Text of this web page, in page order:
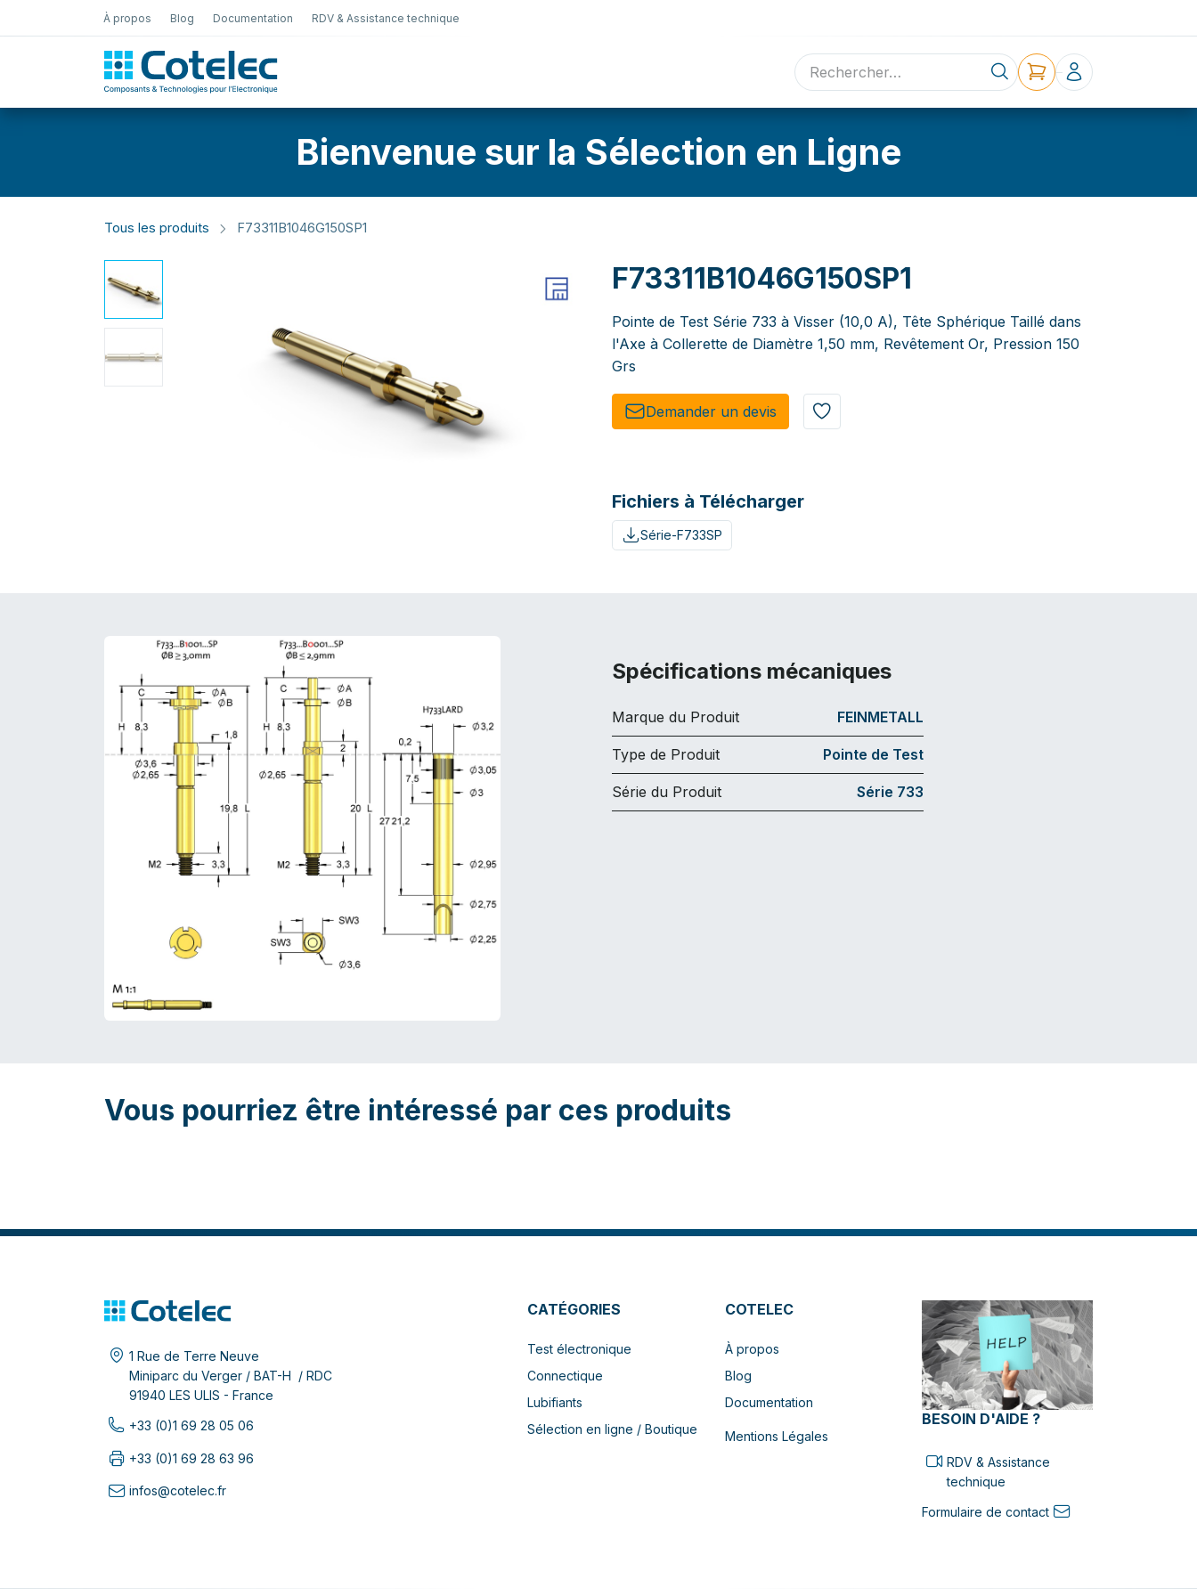
À propos Blog Documentation RDV & Assistance technique
Sélection en ligne Contact
Bienvenue sur la Sélection en Ligne
Tous les produits F73311B1046G150SP1
F73311B1046G150SP1
Pointe de Test Série 733 à Visser (10,0 A), Tête Sphérique Taillé dans
l'Axe à Collerette de Diamètre 1,50 mm, Revêtement Or, Pression 150
Grs
Demander un de​​vis​​
Fichiers à Télécharger
Série-F733SP
Spécifications mécaniques
Marque du Produit FEINMETALL
Type de Produit Pointe de Test
Série du Produit Série 733
Vous pourriez être intéressé par ces produits
1 Rue de Terre Neuve
Miniparc du Verger / BAT-H / RDC
91940 LES ULIS - France
+33 (0)1 69 28 05 06
+33 (0)1 69 28 63 96
infos@cotelec.fr
CATÉGORIES
Test électronique
Connectique
Lubifiants
Sélection en ligne / Boutique
COTELEC
À propos
Blog
Documentation
Mentions Légales
BESOIN D'AIDE ?
RDV & Assistance
technique
Formulaire de contact